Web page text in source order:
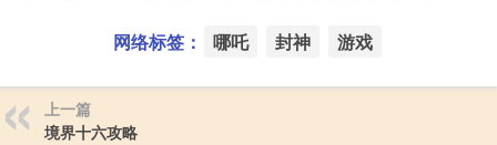
网络标签： 哪吒 封神 游戏
上一篇
境界十六攻略